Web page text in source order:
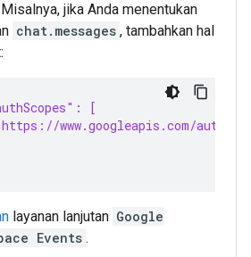
jika Anda menentukan
chat.messages , tambahkan hal
[
www.googleapis.com/auth/
layanan lanjutan Google
Events .